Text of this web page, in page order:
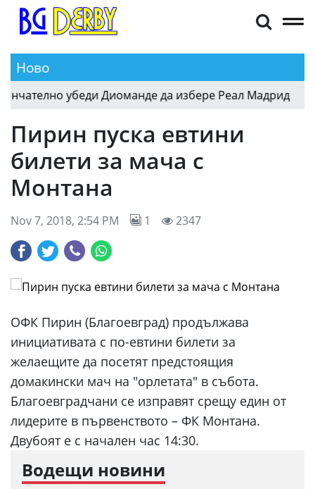
Ново
убеди Диоманде да избере Реал Мадрид
Пирин пуска евтини
билети за мача с
Монтана
Nov 7, 2018, 2:54 PM 1 2347
ОФК Пирин (Благоевград) продължава
инициативата с по-евтини билети за
желаещите да посетят предстоящия
домакински мач на "орлетата" в събота.
Благоевградчани се изправят срещу един от
лидерите в първенството – ФК Монтана.
Двубоят е с начален час 14:30.
Водещи новини